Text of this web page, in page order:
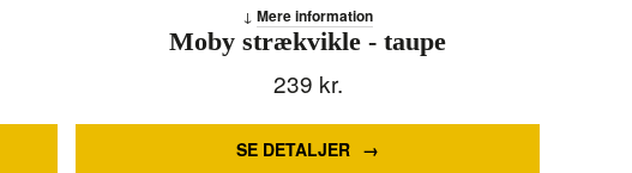
Moby strækvikle - taupe
239 kr.
SE DETALJER
Mere information